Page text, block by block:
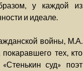
у каждой из
и идеале.
войны, М.А.
тех, кто
суд» поэт